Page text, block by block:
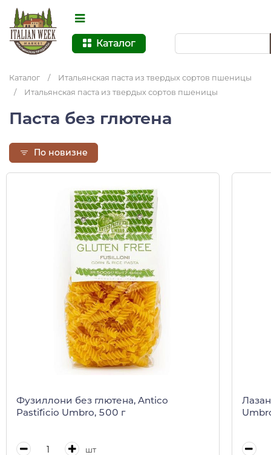
Каталог
Каталог /
Итальянская паста из твердых сортов пшеницы
/
Итальянская паста из твердых сортов пшеницы
Паста без глютена
По новизне
Фузиллони без глютена, Antico
Pastificio Umbro, 500 г
шт